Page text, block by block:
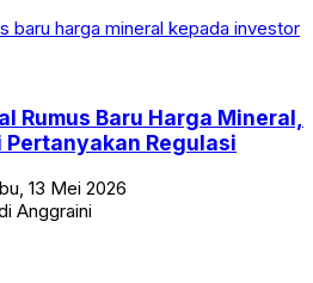
Rumus Baru Harga Mineral,
Regulasi
13 Mei 2026
Anggraini